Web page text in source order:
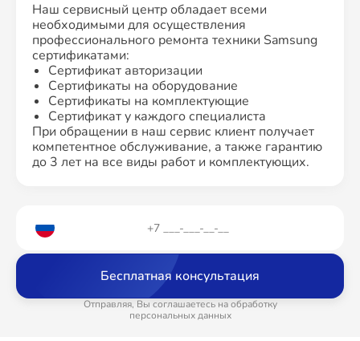
Наш сервисный центр обладает всеми
необходимыми для осуществления
профессионального ремонта техники Samsung
сертификатами:
Сертификат авторизации
Сертификаты на оборудование
Сертификаты на комплектующие
Сертификат у каждого специалиста
При обращении в наш сервис клиент получает
компетентное обслуживание, а также гарантию
до 3 лет на все виды работ и комплектующих.
Бесплатная консультация
Отправляя, Вы соглашаетесь на обработку
персональных данных